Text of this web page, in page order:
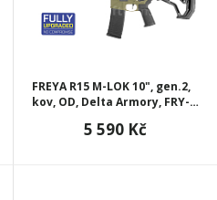
FREYA R15 M-LOK 10", gen.2,
kov, OD, Delta Armory, FRY-
5 590 Kč